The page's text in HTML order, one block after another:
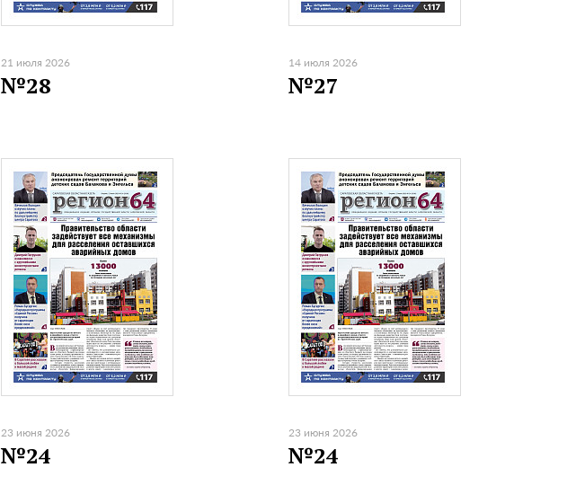
21 июля 2026
№28
14 июля 2026
№27
23 июня 2026
№24
23 июня 2026
№24